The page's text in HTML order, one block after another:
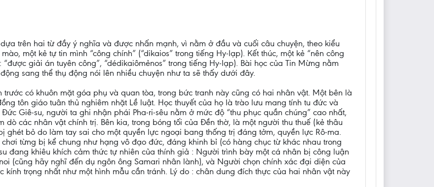
trên hai từ đầy ý nghĩa và được nhấn mạnh, vì nằm ở đầu và cuối câu chuyện, theo kiểu
một kẻ tự tin mình “công chính” (“dikaios” trong tiếng Hy-lạp). Kết thúc, một kẻ “nên công
giải án tuyên công”, “dédikaiômẻnos” trong tiếng Hy-lạp). Bài học của Tin Mừng nằm
sang thể thụ động nói lên nhiều chuyện như ta sẽ thấy dưới đây.
có khuôn mặt góa phụ và quan tòa, trong bức tranh này cũng có hai nhân vật. Một bên là
tôn giáo tuân thủ nghiêm nhặt Lề luật. Học thuyết của họ là trào lưu mang tính tu đức và
Giê-su, người ta ghi nhận phái Pha-ri-sêu nằm ở mức độ “thu phục quần chúng” cao nhất,
dò các nhân vật chính trị. Bên kia, trong bóng tối của Đền thờ, là một người thu thuế (kẻ thâu
ghét bỏ do làm tay sai cho một quyền lực ngoại bang thống trị đáng tởm, quyền lực Rô-ma.
từng bị kể chung như hạng vô đạo đức, đáng khinh bỉ (có hàng chục từ khác nhau trong
đang khiêu khích cảm thức tự nhiên của thính giả : Người trình bày một cá nhân bị công luận
(cũng hãy nghĩ đến dụ ngôn ông Samari nhân lành), và Người chọn chính xác đại diện của
kính trọng nhất như một hình mẫu cần tránh. Lý do : chân dung đích thực của hai nhân vật này